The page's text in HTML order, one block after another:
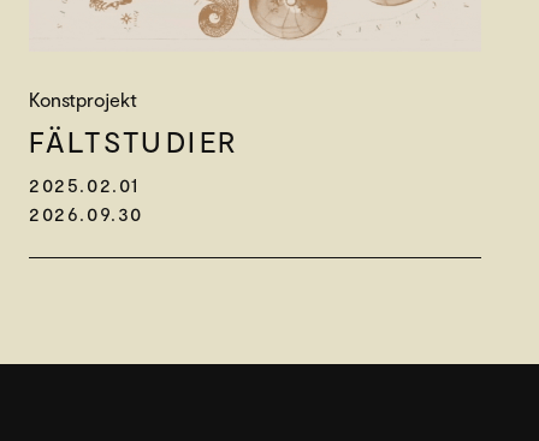
Konstprojekt
FÄLT­STUDIER
2025.02.01
2026.09.30